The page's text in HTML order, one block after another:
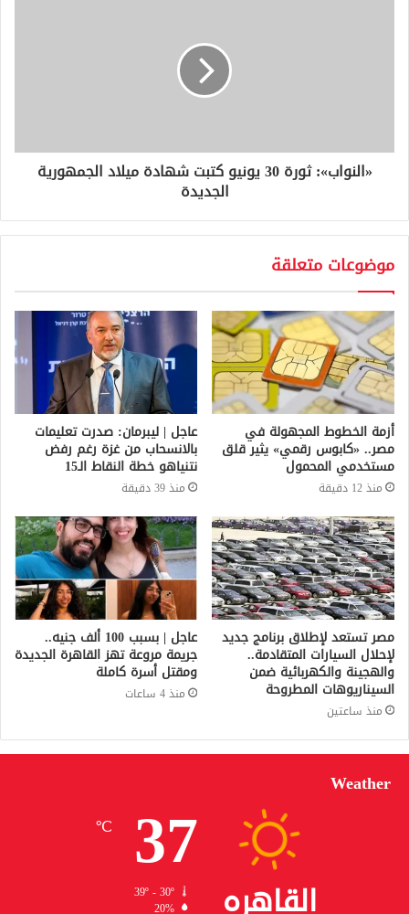
«النواب»: ثورة 30 يونيو كتبت شهادة ميلاد الجمهورية
الجديدة
موضوعات متعلقة
أزمة الخطوط المجهولة في
مصر.. «كابوس رقمي» يثير قلق
مستخدمي المحمول
منذ 12 دقيقة
عاجل | ليبرمان: صدرت تعليمات
بالانسحاب من غزة رغم رفض
نتنياهو خطة النقاط الـ15
منذ 39 دقيقة
مصر تستعد لإطلاق برنامج جديد
لإحلال السيارات المتقادمة..
والهجينة والكهربائية ضمن
السيناريوهات المطروحة
منذ ساعتين
عاجل | بسبب 100 ألف جنيه..
جريمة مروعة تهز القاهرة الجديدة
ومقتل أسرة كاملة
منذ 4 ساعات
Weather
القاهره
37
℃
39º - 30º
20%